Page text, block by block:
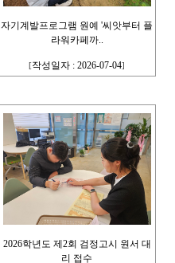
자기계발프로그램 원예 '씨앗부터 플
라워카페까..
[작성일자 : 2026-07-04]
2026학년도 제2회 검정고시 원서 대
리 접수